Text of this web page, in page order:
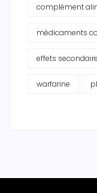
complément
médicaments
effets
warfarine